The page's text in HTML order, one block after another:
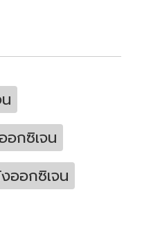
ออกซิเจน
ออกซิเจน